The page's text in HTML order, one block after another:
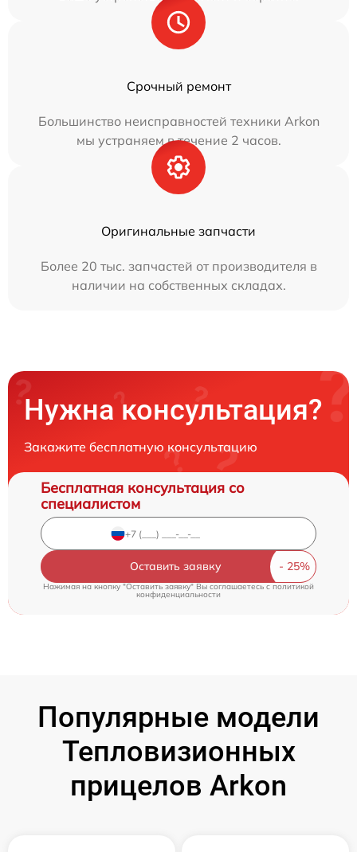
Срочный ремонт
Большинство неисправностей техники Arkon
мы устраняем в течение 2 часов.
Оригинальные запчасти
Более 20 тыс. запчастей от производителя в
наличии на собственных складах.
Нужна консультация?
Закажите бесплатную консультацию
Бесплатная консультация со
специалистом
Оставить заявку
Нажимая на кнопку "Оставить заявку" Вы соглашаетесь c политикой
конфиденциальности
Популярные модели
Тепловизионных
прицелов Arkon